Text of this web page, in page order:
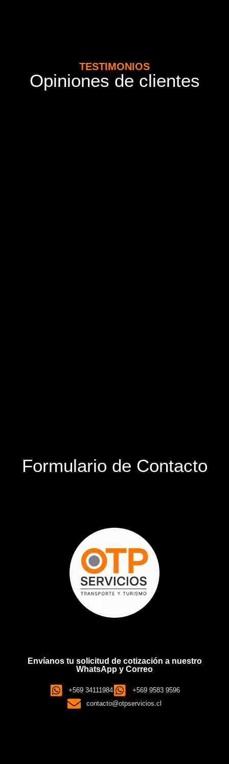
TESTIMONIOS
Opiniones de clientes
Formulario de Contacto
Envíanos tu solicitud de cotización a nuestro
WhatsApp y Correo
+569 34111984
+569 9583 9596
contacto@otpservicios.cl